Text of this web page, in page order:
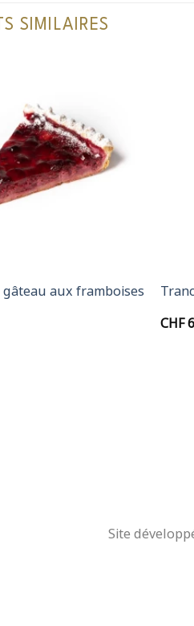
SIMILAIRES
gâteau aux framboises
CHF
Site